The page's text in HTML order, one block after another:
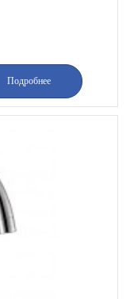
Подробнее